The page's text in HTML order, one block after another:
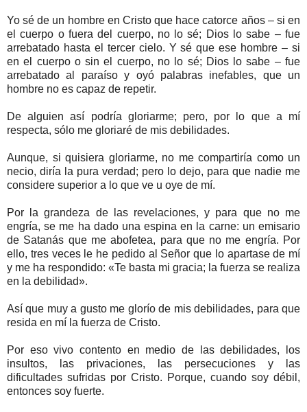
Yo sé de un hombre en Cristo que hace catorce años – si en
el cuerpo o fuera del cuerpo, no lo sé; Dios lo sabe – fue
arrebatado hasta el tercer cielo. Y sé que ese hombre – si
en el cuerpo o sin el cuerpo, no lo sé; Dios lo sabe – fue
arrebatado al paraíso y oyó palabras inefables, que un
hombre no es capaz de repetir.
De alguien así podría gloriarme; pero, por lo que a mí
respecta, sólo me gloriaré de mis debilidades.
Aunque, si quisiera gloriarme, no me compartiría como un
necio, diría la pura verdad; pero lo dejo, para que nadie me
considere superior a lo que ve u oye de mí.
Por la grandeza de las revelaciones, y para que no me
engría, se me ha dado una espina en la carne: un emisario
de Satanás que me abofetea, para que no me engría. Por
ello, tres veces le he pedido al Señor que lo apartase de mí
y me ha respondido: «Te basta mi gracia; la fuerza se realiza
en la debilidad».
Así que muy a gusto me glorío de mis debilidades, para que
resida en mí la fuerza de Cristo.
Por eso vivo contento en medio de las debilidades, los
insultos, las privaciones, las persecuciones y las
dificultades sufridas por Cristo. Porque, cuando soy débil,
entonces soy fuerte.